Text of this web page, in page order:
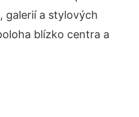
galerií a stylových
blízko centra a